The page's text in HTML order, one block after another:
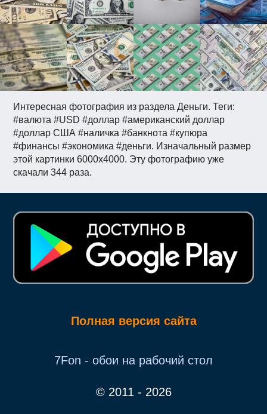
Интересная фотография из раздела Деньги. Теги:
#валюта #USD #доллар #американский доллар
#доллар США #наличка #банкнота #купюра
#финансы #экономика #деньги. Изначальный размер
этой картинки 6000x4000. Эту фотографию уже
скачали 344 раза.
Полная версия сайта
7Fon - обои на рабочий стол
© 2011 - 2026